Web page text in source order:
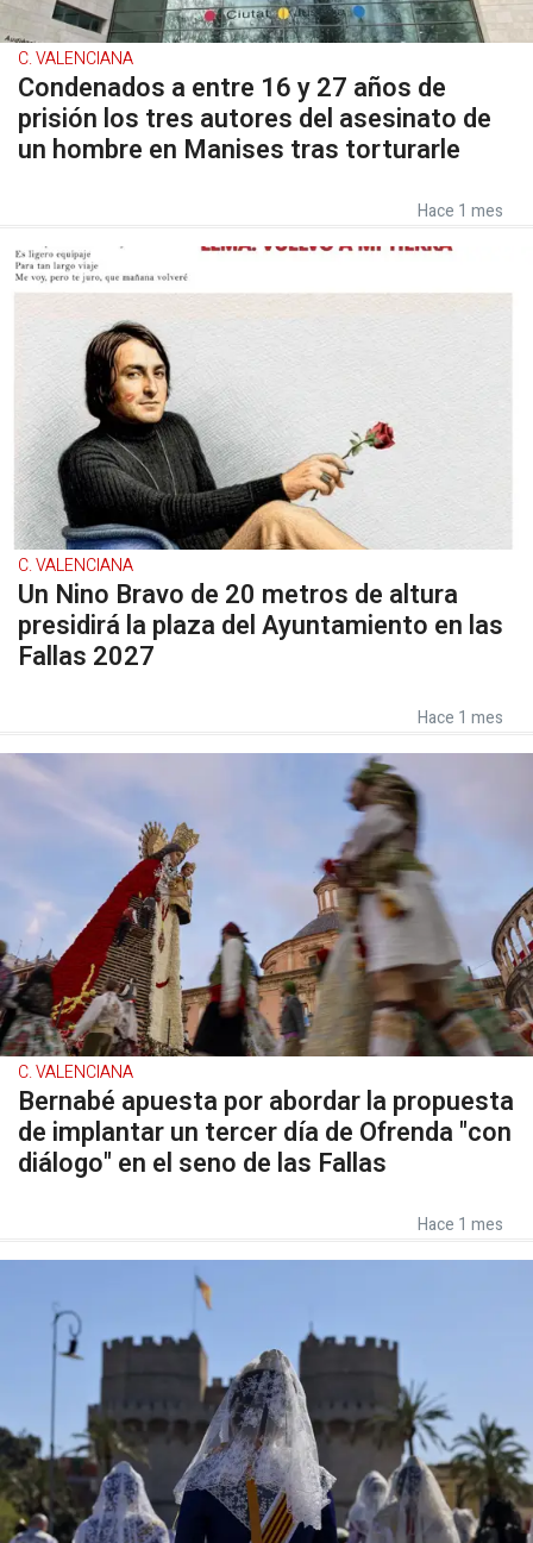
C. VALENCIANA
Condenados a entre 16 y 27 años de
prisión los tres autores del asesinato de
un hombre en Manises tras torturarle
Hace 1 mes
C. VALENCIANA
Un Nino Bravo de 20 metros de altura
presidirá la plaza del Ayuntamiento en las
Fallas 2027
Hace 1 mes
C. VALENCIANA
Bernabé apuesta por abordar la propuesta
de implantar un tercer día de Ofrenda "con
diálogo" en el seno de las Fallas
Hace 1 mes